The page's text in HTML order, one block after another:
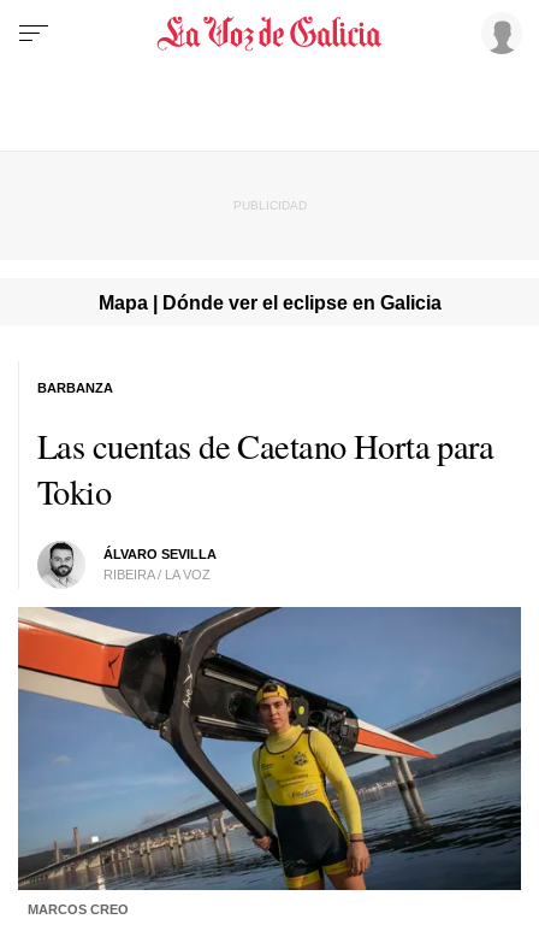
Mapa | Dónde ver el eclipse en Galicia
Las cuentas de Caetano Horta para
Tokio
ÁLVARO SEVILLA
RIBEIRA / LA VOZ
BARBANZA
MARCOS CREO